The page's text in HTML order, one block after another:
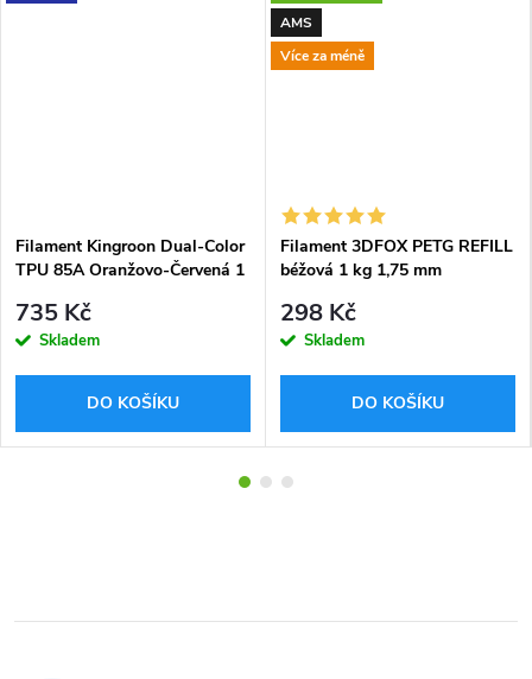
Filament Kingroon Dual-Color
TPU 85A Oranžovo-Červená 1
735 Kč
Skladem
DO KOŠÍKU
AMS
Více za méně
Filament 3DFOX PETG REFILL
béžová 1 kg 1,75 mm
298 Kč
Skladem
DO KOŠÍKU